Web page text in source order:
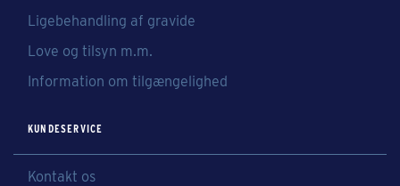
Ligebehandling af gravide
Love og tilsyn m.m.
Information om tilgængelighed
KUNDESERVICE
Kontakt os